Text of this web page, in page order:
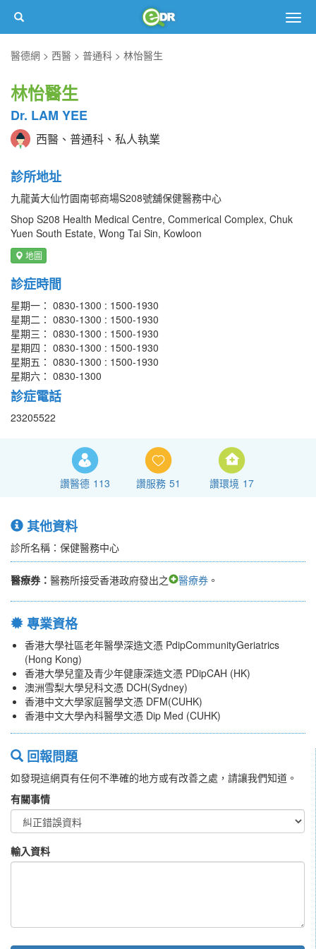
醫德網
西醫 普通科 林怡醫生
林怡醫生
Dr. LAM YEE
西醫、普通科、私人執業
診所地址
九龍黃大仙竹園南邨商場S208號舖保健醫務中心
Shop S208 Health Medical Centre, Commerical Complex, Chuk
Yuen South Estate, Wong Tai Sin, Kowloon
地圖
診症時間
星期一： 0830-1300 : 1500-1930
星期二： 0830-1300 : 1500-1930
星期三： 0830-1300 : 1500-1930
星期四： 0830-1300 : 1500-1930
星期五： 0830-1300 : 1500-1930
星期六： 0830-1300
診症電話
23205522
讚醫德 113 讚服務 51 讚環境 17
其他資料
診所名稱：保健醫務中心
醫療券： 醫務所接受香港政府發出之 醫療券 。
專業資格
香港大學社區老年醫學深造文憑 PdipCommunityGeriatrics
(Hong Kong)
香港大學兒童及青少年健康深造文憑 PDipCAH (HK)
澳洲雪梨大學兒科文憑 DCH(Sydney)
香港中文大學家庭醫學文憑 DFM(CUHK)
香港中文大學內科醫學文憑 Dip Med (CUHK)
回報問題
如發現這網頁有任何不準確的地方或有改善之處，請讓我們知道。
有關事情
輸入資料